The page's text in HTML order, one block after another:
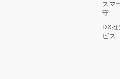
スマ
守
DX
ビス